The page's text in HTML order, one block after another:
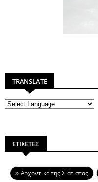
TRANSLATE
ΕΤΙΚΕΤΕΣ
Aρχοντικά της Σιάτιστας